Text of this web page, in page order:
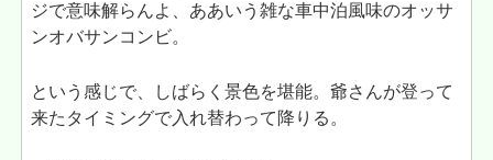
ジで意味解らんよ、ああいう雑な車中泊風味のオッサ
ンオバサンコンビ。
という感じで、しばらく景色を堪能。爺さんが登って
来たタイミングで入れ替わって降りる。